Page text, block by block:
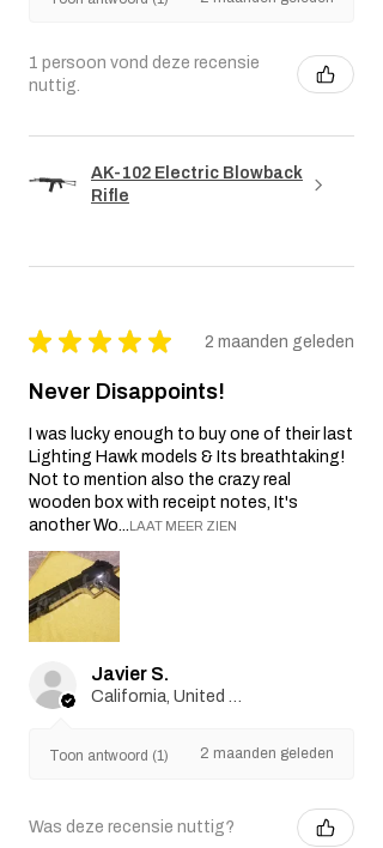
deze garantie. In geen geval is de verkoper
aansprakelijk voor indirecte, incidentele,
gevolg-, speciale of punitieve schade.
bij te werken.
1 persoon vond deze recensie
nuttig.
AK-102 Electric Blowback
Rifle
★ ★ ★ ★ ★ 2 maanden geleden
Never Disappoints!
I was lucky enough to buy one of their last
Lighting Hawk models & Its breathtaking!
Not to mention also the crazy real
wooden box with receipt notes, It's
another Wo...LAAT MEER ZIEN
Javier S.
Toon antwoord (1) 2 maanden geleden
Was deze recensie nuttig?